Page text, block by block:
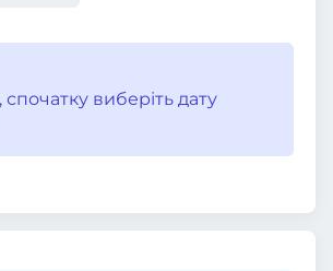
спочатку виберіть дату